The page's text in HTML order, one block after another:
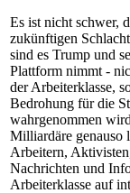
Es ist nicht schwer,
zukünftigen
sind es Trump und
Plattform nimmt -
der Arbeiterklasse,
Bedrohung für die
wahrgenommen
Milliardäre genauso
Arbeitern,
Nachrichten und
Arbeiterklasse auf